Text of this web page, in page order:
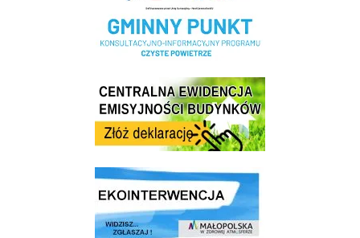
Centrala Ewidencja Emisyjności Budynków - złóż deklarację
link do strony ekointerwencja dot.- powietrza